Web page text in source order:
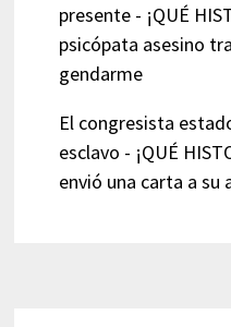
presente - ¡QUÉ
psicópata asesino
gendarme
El congresista
esclavo - ¡QUÉ
envió una carta a su